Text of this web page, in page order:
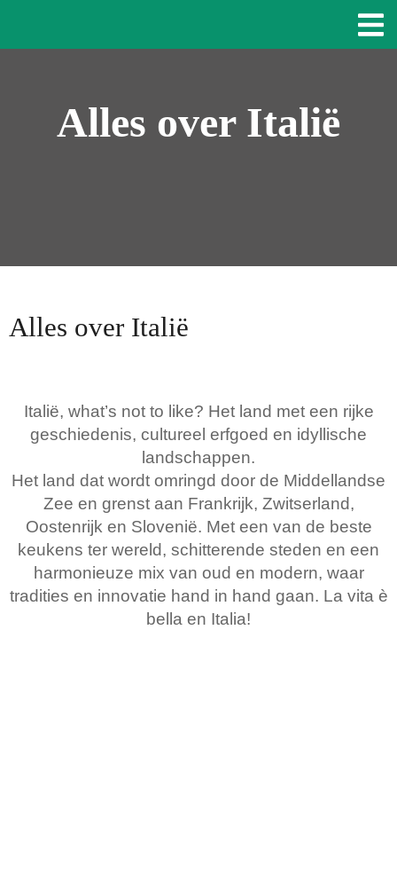
Alles over Italië
Alles over Italië
Italië, what’s not to like? Het land met een rijke
geschiedenis, cultureel erfgoed en idyllische
landschappen.
Het land dat wordt omringd door de Middellandse
Zee en grenst aan Frankrijk, Zwitserland,
Oostenrijk en Slovenië. Met een van de beste
keukens ter wereld, schitterende steden en een
harmonieuze mix van oud en modern, waar
tradities en innovatie hand in hand gaan. La vita è
bella en Italia!